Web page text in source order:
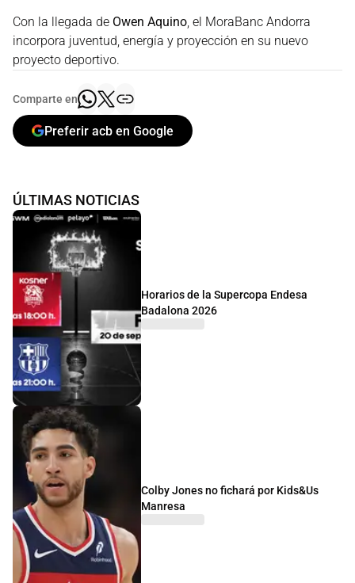
Con la llegada de Owen Aquino, el MoraBanc Andorra
incorpora juventud, energía y proyección en su nuevo
proyecto deportivo.
Comparte en
Preferir acb en Google
ÚLTIMAS NOTICIAS
Horarios de la Supercopa Endesa
Badalona 2026
Colby Jones no fichará por Kids&Us
Manresa